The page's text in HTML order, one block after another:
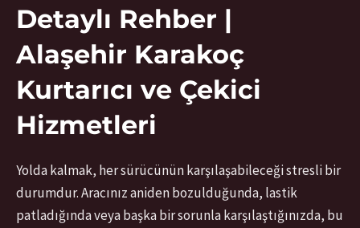
Detaylı Rehber |
Alaşehir Karakoç
Kurtarıcı ve Çekici
Hizmetleri
Yolda kalmak, her sürücünün karşılaşabileceği stresli bir
durumdur. Aracınız aniden bozulduğunda, lastik
patladığında veya başka bir sorunla karşılaştığınızda, bu